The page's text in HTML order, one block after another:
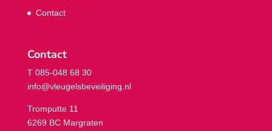
Contact
Contact
T 085-048 68 30
info@vleugelsbeveiliging.nl
Tromputte 11
6269 BC Margraten